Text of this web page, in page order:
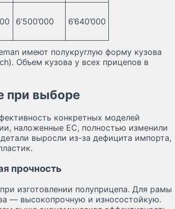
6’500’000 6’640’000
имеют полукруглую форму кузова
Объем кузова у всех прицепов в
при выборе
конкретных моделей
наложенные ЕС, полностью изменили
выросли из-за дефицита импорта,
прочность
изготовлении полуприцепа. Для рамы
— высокопрочную и износостойкую.